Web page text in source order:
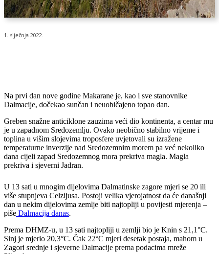
1. siječnja 2022.
Na prvi dan nove godine Makarane je, kao i sve stanovnike
Dalmacije, dočekao sunčan i neuobičajeno topao dan.
Greben snažne anticiklone zauzima veći dio kontinenta, a centar mu
je u zapadnom Sredozemlju. Ovako neobično stabilno vrijeme i
toplina u višim slojevima troposfere uvjetovali su izražene
temperaturne inverzije nad Sredozemnim morem pa već nekoliko
dana cijeli zapad Sredozemnog mora prekriva magla. Magla
prekriva i sjeverni Jadran.
U 13 sati u mnogim dijelovima Dalmatinske zagore mjeri se 20 ili
više stupnjeva Celzijusa. Postoji velika vjerojatnost da će današnji
dan u nekim dijelovima zemlje biti najtopliji u povijesti mjerenja –
piše Dalmacija danas.
Prema DHMZ-u, u 13 sati najtopliji u zemlji bio je Knin s 21,1°C.
Sinj je mjerio 20,3°C. Čak 22°C mjeri desetak postaja, mahom u
Zagori srednje i sjeverne Dalmacije prema podacima mreže